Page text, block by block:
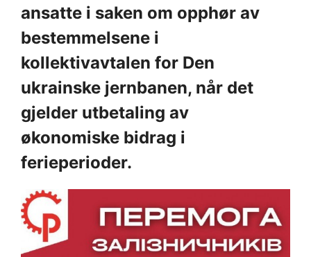
ansatte i saken om opphør av
bestemmelsene i
kollektivavtalen for Den
ukrainske jernbanen, når det
gjelder utbetaling av
økonomiske bidrag i
ferieperioder.